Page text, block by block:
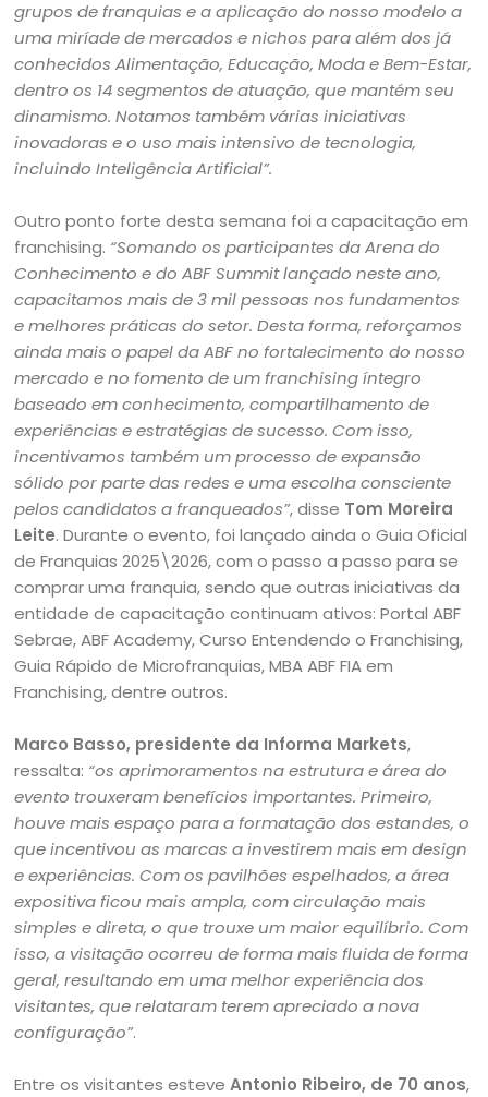
grupos de franquias e a aplicação do nosso modelo a
uma miríade de mercados e nichos para além dos já
conhecidos Alimentação, Educação, Moda e Bem-Estar,
dentro os 14 segmentos de atuação, que mantém seu
dinamismo. Notamos também várias iniciativas
inovadoras e o uso mais intensivo de tecnologia,
incluindo Inteligência Artificial”.
Outro ponto forte desta semana foi a capacitação em
franchising. “Somando os participantes da Arena do
Conhecimento e do ABF Summit lançado neste ano,
capacitamos mais de 3 mil pessoas nos fundamentos
e melhores práticas do setor. Desta forma, reforçamos
ainda mais o papel da ABF no fortalecimento do nosso
mercado e no fomento de um franchising íntegro
baseado em conhecimento, compartilhamento de
experiências e estratégias de sucesso. Com isso,
incentivamos também um processo de expansão
sólido por parte das redes e uma escolha consciente
pelos candidatos a franqueados”, disse Tom Moreira
Leite. Durante o evento, foi lançado ainda o Guia Oficial
de Franquias 2025\2026, com o passo a passo para se
comprar uma franquia, sendo que outras iniciativas da
entidade de capacitação continuam ativos: Portal ABF
Sebrae, ABF Academy, Curso Entendendo o Franchising,
Guia Rápido de Microfranquias, MBA ABF FIA em
Franchising, dentre outros.
Marco Basso, presidente da Informa Markets,
ressalta: “os aprimoramentos na estrutura e área do
evento trouxeram benefícios importantes. Primeiro,
houve mais espaço para a formatação dos estandes, o
que incentivou as marcas a investirem mais em design
e experiências. Com os pavilhões espelhados, a área
expositiva ficou mais ampla, com circulação mais
simples e direta, o que trouxe um maior equilíbrio. Com
isso, a visitação ocorreu de forma mais fluida de forma
geral, resultando em uma melhor experiência dos
visitantes, que relataram terem apreciado a nova
configuração”.
Entre os visitantes esteveAntonio Ribeiro, de 70 anos,